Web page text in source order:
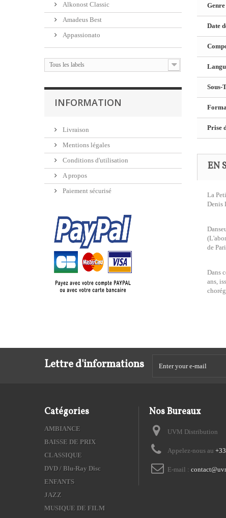
Alkonost Classic
Amadeus Best
Appassionato
Tous les labels
INFORMATION
Livraison
Mentions légales
Conditions d'utilisation
A propos
Paiement sécurisé
Genre
Date
Sous-
Prise
EN
La
Denis
de
Dans
ans,
Lettre d'informations
Catégories
AMBIANCE
BAISSE DE PRIX
CLASSIQUE
DVD / Blu-Ray Disc
ENFANTS
JAZZ
MUSIQUE DE FILM
Nos Bureaux
UVM Distribution
Appelez-nous au
E-mail :